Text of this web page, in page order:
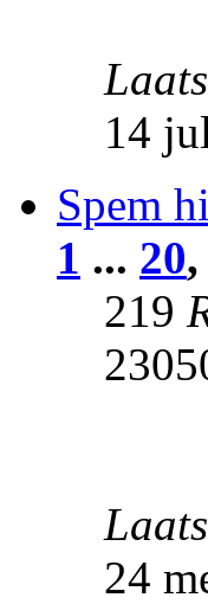
14
Spem
1 ... 20,
219
24